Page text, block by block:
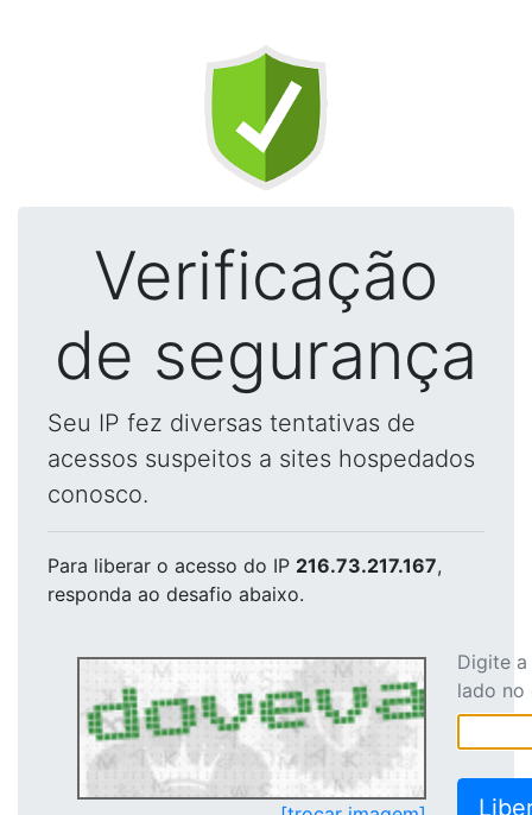
Verificação
de segurança
Seu IP fez diversas tentativas de
acessos suspeitos a sites hospedados
conosco.
Para liberar o acesso do IP 216.73.217.167,
responda ao desafio abaixo.
Digite
lado no